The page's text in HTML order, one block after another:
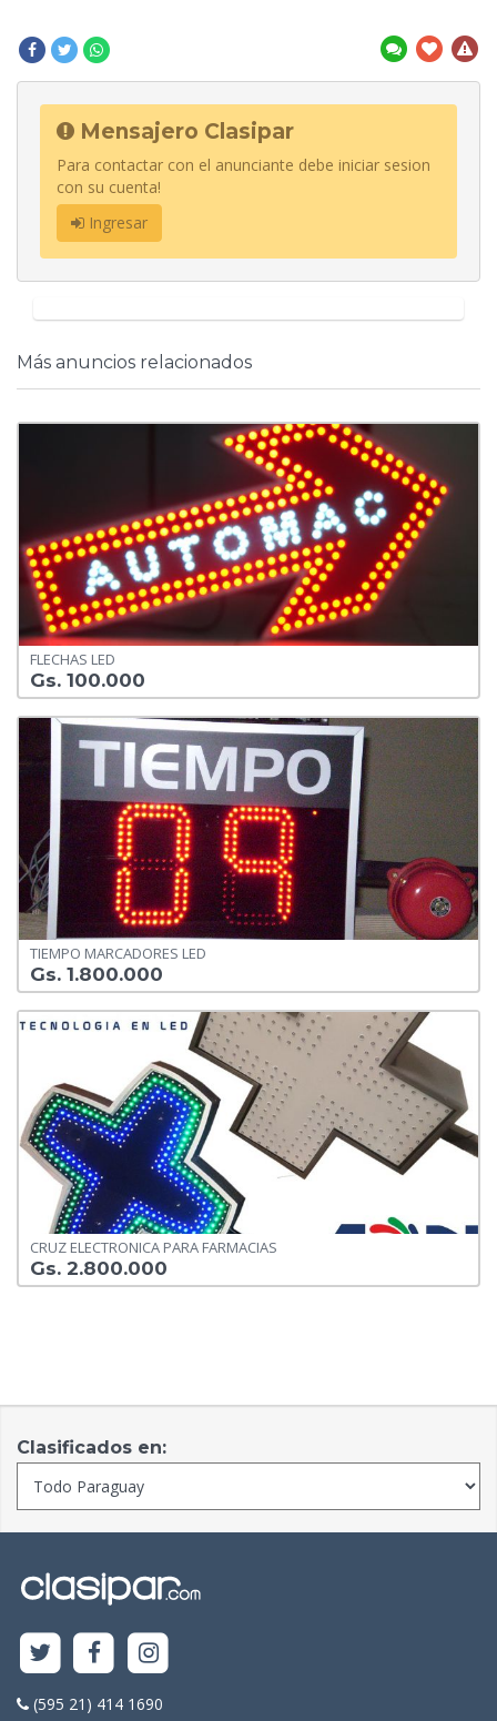
Mensajero Clasipar
Para contactar con el anunciante debe iniciar sesion
con su cuenta!
Ingresar
Más anuncios relacionados
FLECHAS LED
Gs. 100.000
TIEMPO MARCADORES LED
Gs. 1.800.000
CRUZ ELECTRONICA PARA FARMACIAS
Gs. 2.800.000
Clasificados en:
(595 21) 414 1690